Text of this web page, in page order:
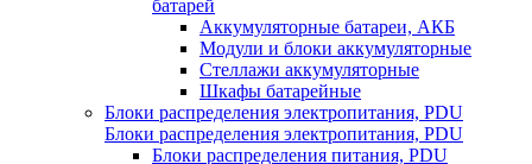
батарей
Аккумуляторные батареи, АКБ
Модули и блоки аккумуляторные
Стеллажи аккумуляторные
Шкафы батарейные
Блоки распределения электропитания, PDU
Блоки распределения электропитания, PDU
Блоки распределения питания, PDU